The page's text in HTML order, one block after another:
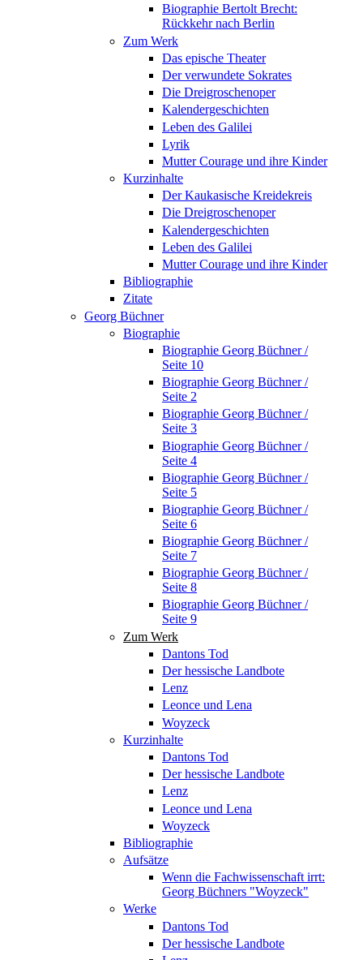
Biographie Bertolt Brecht:
Rückkehr nach Berlin
Zum Werk
Das epische Theater
Der verwundete Sokrates
Die Dreigroschenoper
Kalendergeschichten
Leben des Galilei
Lyrik
Mutter Courage und ihre Kinder
Kurzinhalte
Der Kaukasische Kreidekreis
Die Dreigroschenoper
Kalendergeschichten
Leben des Galilei
Mutter Courage und ihre Kinder
Bibliographie
Zitate
Georg Büchner
Biographie
Biographie Georg Büchner /
Seite 10
Biographie Georg Büchner /
Seite 2
Biographie Georg Büchner /
Seite 3
Biographie Georg Büchner /
Seite 4
Biographie Georg Büchner /
Seite 5
Biographie Georg Büchner /
Seite 6
Biographie Georg Büchner /
Seite 7
Biographie Georg Büchner /
Seite 8
Biographie Georg Büchner /
Seite 9
Zum Werk
Dantons Tod
Der hessische Landbote
Lenz
Leonce und Lena
Woyzeck
Kurzinhalte
Dantons Tod
Der hessische Landbote
Lenz
Leonce und Lena
Woyzeck
Bibliographie
Aufsätze
Wenn die Fachwissenschaft irrt:
Georg Büchners "Woyzeck"
Werke
Dantons Tod
Der hessische Landbote